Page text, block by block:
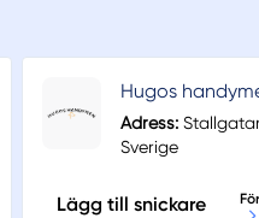
Hugos
Adress:
Sverige
Lägg till snickare